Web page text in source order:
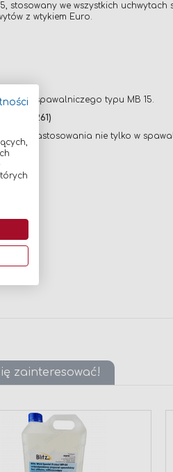
we wszystkich uchwytach
z wtykiem Euro.
spawalniczego typu MB 15.
10 (000261)
do zastosowania nie tylko w
kat. II.
zainteresować!